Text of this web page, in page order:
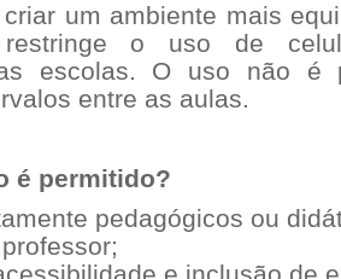
um ambiente mais
restringe o uso de
escolas. O uso não é
entre as aulas.
é permitido?
pedagógicos ou